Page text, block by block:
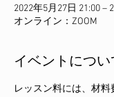
2022年5月27日 21:00 –
オンライン：ZOOM
イベントについ
レッスン料には、材